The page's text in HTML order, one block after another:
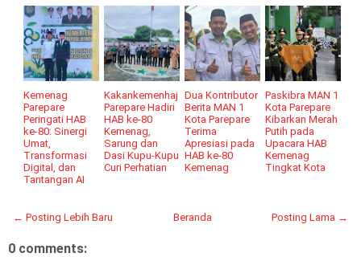
Kemenag
Parepare
Peringati HAB
ke-80: Sinergi
Umat,
Transformasi
Digital, dan
Tantangan AI
Kakankemenhaj
Parepare Hadiri
HAB ke-80
Kemenag,
Sarung dan
Dasi Kupu-Kupu
Curi Perhatian
Dua Kontributor
Berita MAN 1
Kota Parepare
Terima
Apresiasi pada
HAB ke-80
Kemenag
Paskibra MAN 1
Kota Parepare
Kibarkan Merah
Putih pada
Upacara HAB
Kemenag
Tingkat Kota
← Posting Lebih Baru Posting Lama →
Beranda
0 comments: